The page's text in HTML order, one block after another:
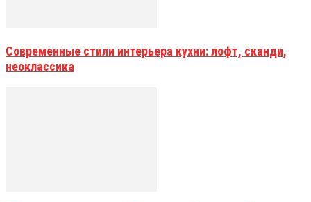
Современные стили интерьера кухни: лофт, сканди,
неоклассика